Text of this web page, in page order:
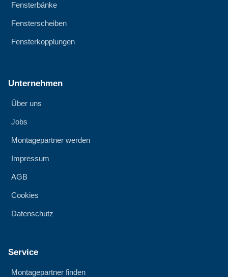
Fensterbänke
Fensterscheiben
Fensterkopplungen
Unternehmen
Über uns
Jobs
Montagepartner werden
Impressum
AGB
Cookies
Datenschutz
Service
Montagepartner finden